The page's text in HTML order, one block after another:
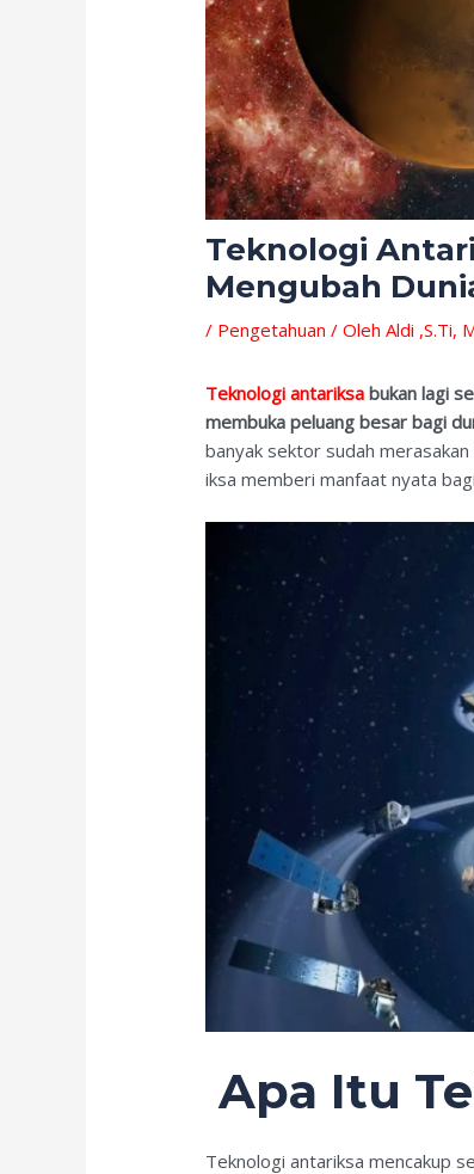
Teknologi
Mengubah
/ Pengetahuan / OlehAldi ,S.Ti,
Teknologi antariksa bukan lagi
membuka peluang besar bagi
banyak sektor sudah
iksa memberi manfaat nyata
Apa Itu
Teknologi antariksa mencakup